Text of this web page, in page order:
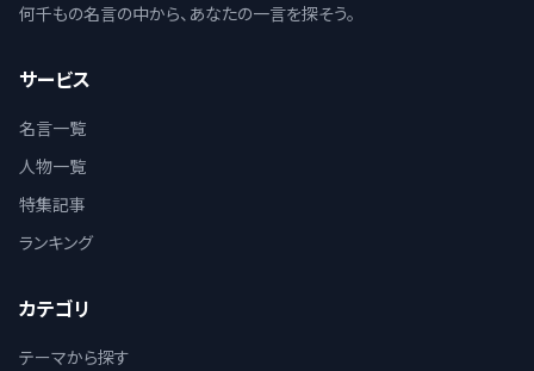
何千もの名言の中から、あなたの一言を探そう。
サービス
名言一覧
人物一覧
特集記事
ランキング
カテゴリ
テーマから探す